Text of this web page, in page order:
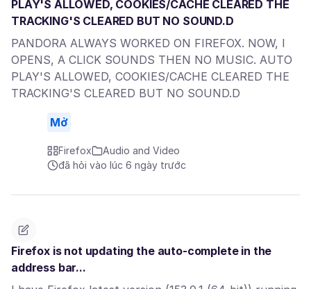
PLAY'S ALLOWED, COOKIES/CACHE CLEARED THE
TRACKING'S CLEARED BUT NO SOUND.D
PANDORA ALWAYS WORKED ON FIREFOX. NOW, I
OPENS, A CLICK SOUNDS THEN NO MUSIC. AUTO
PLAY'S ALLOWED, COOKIES/CACHE CLEARED THE
TRACKING'S CLEARED BUT NO SOUND.D
Mở
Firefox
Audio and Video
đã hỏi vào lúc 6 ngày trước
Firefox is not updating the auto-complete in the
address bar...